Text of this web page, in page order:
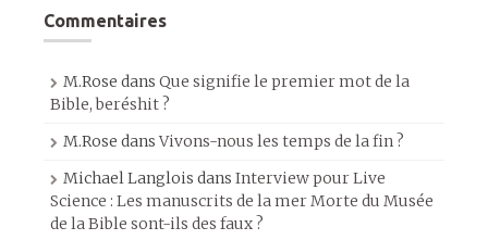
Commentaires
M.Rose dans Que signifie le premier mot de la
Bible, beréshit ?
M.Rose dansVivons-nous les temps de la fin ?
Michael Langlois dans Interview pour Live
Science : Les manuscrits de la mer Morte du Musée
de la Bible sont-ils des faux ?